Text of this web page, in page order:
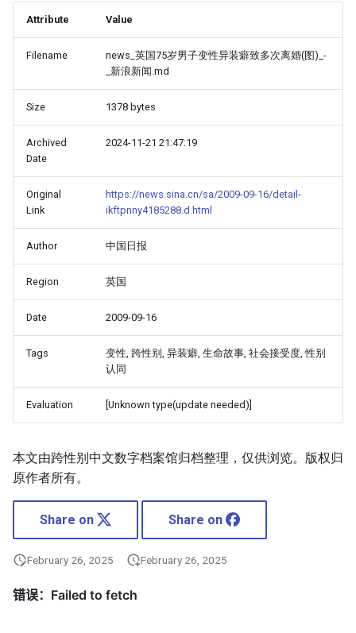
Attribute Value
Filename
news_英国75岁男子变性异装癖致多次离婚(图)_-
_新浪新闻.md
Size 1378 bytes
Archived
Date
2024-11-21 21:47:19
Original
Link
https://news.sina.cn/sa/2009-09-16/detail-
ikftpnny4185288.d.html
Author 中国日报
Region 英国
Date 2009-09-16
Tags
变性, 跨性别, 异装癖, 生命故事, 社会接受度, 性别
认同
Evaluation [Unknown type(update needed)]
本文由跨性别中文数字档案馆归档整理，仅供浏览。版权归
原作者所有。
Share on Share on
February 26, 2025 February 26, 2025